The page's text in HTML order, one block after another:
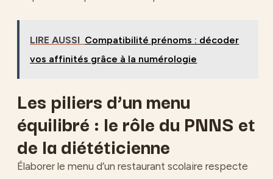
LIRE AUSSI Compatibilité prénoms : décoder
vos affinités grâce à la numérologie
Les piliers d’un menu
équilibré : le rôle du PNNS et
de la diététicienne
Élaborer le menu d’un restaurant scolaire respecte